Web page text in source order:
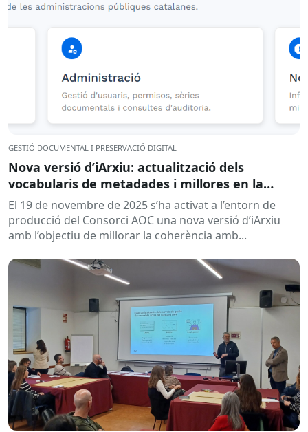
GESTIÓ DOCUMENTAL I PRESERVACIÓ DIGITAL
Nova versió d’iArxiu: actualització dels
vocabularis de metadades i millores en la
gestió d’usuaris
El 19 de novembre de 2025 s’ha activat a l’entorn de
producció del Consorci AOC una nova versió d’iArxiu
amb l’objectiu de millorar la coherència amb...